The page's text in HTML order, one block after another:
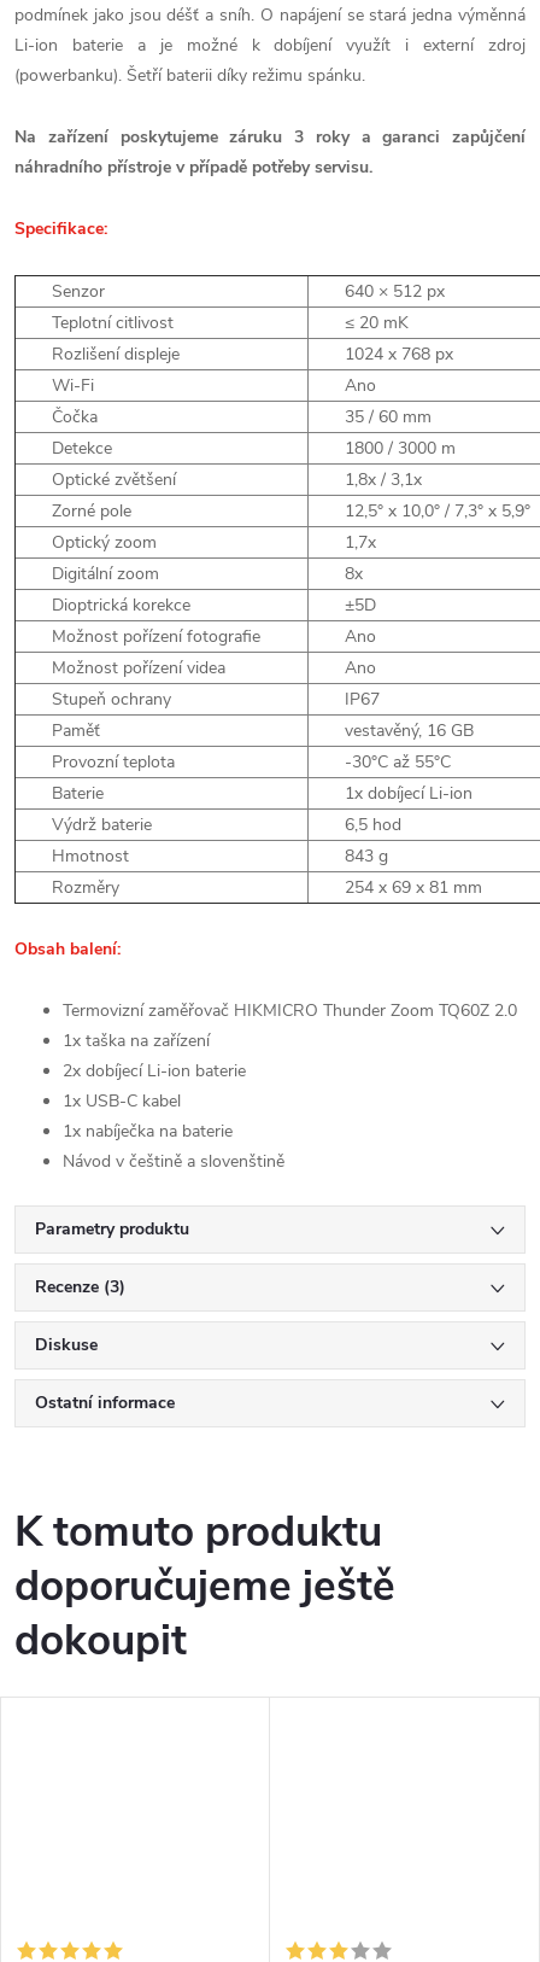
podmínek jako jsou déšť a sníh. O napájení se stará jedna výměnná
Li-ion baterie a je možné k dobíjení využít i externí zdroj
(powerbanku). Šetří baterii díky režimu spánku.
Na zařízení poskytujeme záruku 3 roky a garanci zapůjčení
náhradního přístroje v případě potřeby servisu.
Specifikace:
Senzor
640 × 512 px
Teplotní citlivost
≤ 20 mK
Rozlišení displeje
1024 x 768 px
Wi-Fi
Ano
Čočka
35 / 60 mm
Detekce
1800 / 3000 m
Optické zvětšení
1,8x / 3,1x
Zorné pole
12,5° x 10,0° / 7,3° x 5,9°
Optický zoom
1,7x
Digitální zoom
8x
Dioptrická korekce
±5D
Možnost pořízení fotografie
Ano
Možnost pořízení videa
Ano
Stupeň ochrany
IP67
Paměť
vestavěný, 16 GB
Provozní teplota
-30°C až 55°C
Baterie
1x dobíjecí Li-ion
Výdrž baterie
6,5 hod
Hmotnost
843 g
Rozměry
254 x 69 x 81 mm
Obsah balení:
Termovizní zaměřovač HIKMICRO Thunder Zoom TQ60Z 2.0
1x taška na zařízení
2x dobíjecí Li-ion baterie
1x USB-C kabel
1x nabíječka na baterie
Návod v češtině a slovenštině
Parametry produktu
Recenze (3)
Diskuse
Ostatní informace
K tomuto produktu
doporučujeme ještě
dokoupit